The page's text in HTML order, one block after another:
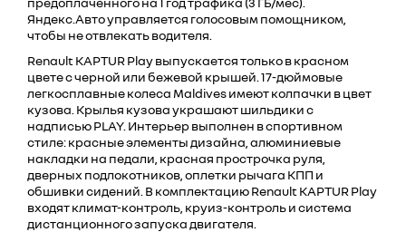
Яндекс.Авто управляется голосовым помощником,
чтобы не отвлекать водителя.
Renault KAPTUR Play выпускается только в красном
цвете c черной или бежевой крышей. 17-дюймовые
легкосплавные колеса Maldives имеют колпачки в цвет
кузова. Крылья кузова украшают шильдики с
надписью PLAY. Интерьер выполнен в спортивном
стиле: красные элементы дизайна, алюминиевые
накладки на педали, красная прострочка руля,
дверных подлокотников, оплетки рычага КПП и
обшивки сидений. В комплектацию Renault KAPTUR Play
входят климат-контроль, круиз-контроль и система
дистанционного запуска двигателя.